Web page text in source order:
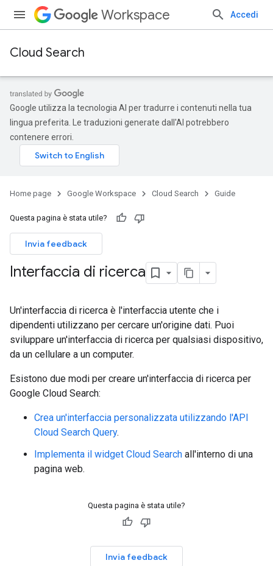
Workspace Accedi
Cloud Search
Google utilizza la tecnologia AI per tradurre i contenuti nella tua
lingua preferita. Le traduzioni generate dall'AI potrebbero
contenere errori.
Home page Google Workspace Cloud Search Guide
Questa pagina è stata utile?
Invia feedback
Interfaccia di ricerca
Un'interfaccia di ricerca è l'interfaccia utente che i
dipendenti utilizzano per cercare un'origine dati. Puoi
sviluppare un'interfaccia di ricerca per qualsiasi dispositivo,
da un cellulare a un computer.
Esistono due modi per creare un'interfaccia di ricerca per
Google Cloud Search:
Crea un'interfaccia personalizzata utilizzando l'API
Cloud Search Query.
Implementa il widget Cloud Search all'interno di una
pagina web.
Questa pagina è stata utile?
Invia feedback